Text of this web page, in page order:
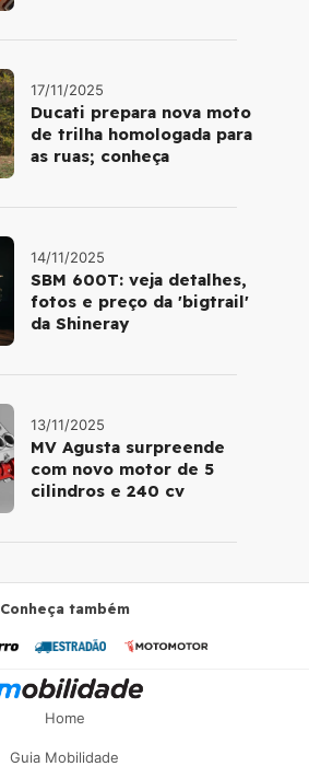
17/11/2025
Ducati prepara nova moto
de trilha homologada para
as ruas; conheça
14/11/2025
SBM 600T: veja detalhes,
fotos e preço da 'bigtrail'
da Shineray
13/11/2025
MV Agusta surpreende
com novo motor de 5
cilindros e 240 cv
Conheça também
Home
Guia Mobilidade